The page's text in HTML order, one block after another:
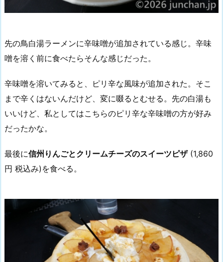
先の鳥白湯ラーメンに辛味噌が追加されている感じ。辛味
噌を溶く前に食べたらそんな感じだった。
辛味噌を溶いてみると、ピリ辛な風味が追加された。そこ
まで辛くはないんだけど、変に啜るとむせる。先の白湯も
いいけど、私としてはこちらのピリ辛な辛味噌の方が好み
だったかな。
最後に信州りんごとクリームチーズのスイーツピザ(1,860
円 税込み)を食べる。